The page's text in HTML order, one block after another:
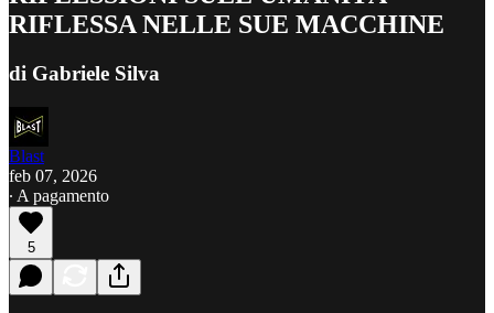
RIFLESSA NELLE SUE MACCHINE
di Gabriele Silva
Blast
feb 07, 2026
∙ A pagamento
5